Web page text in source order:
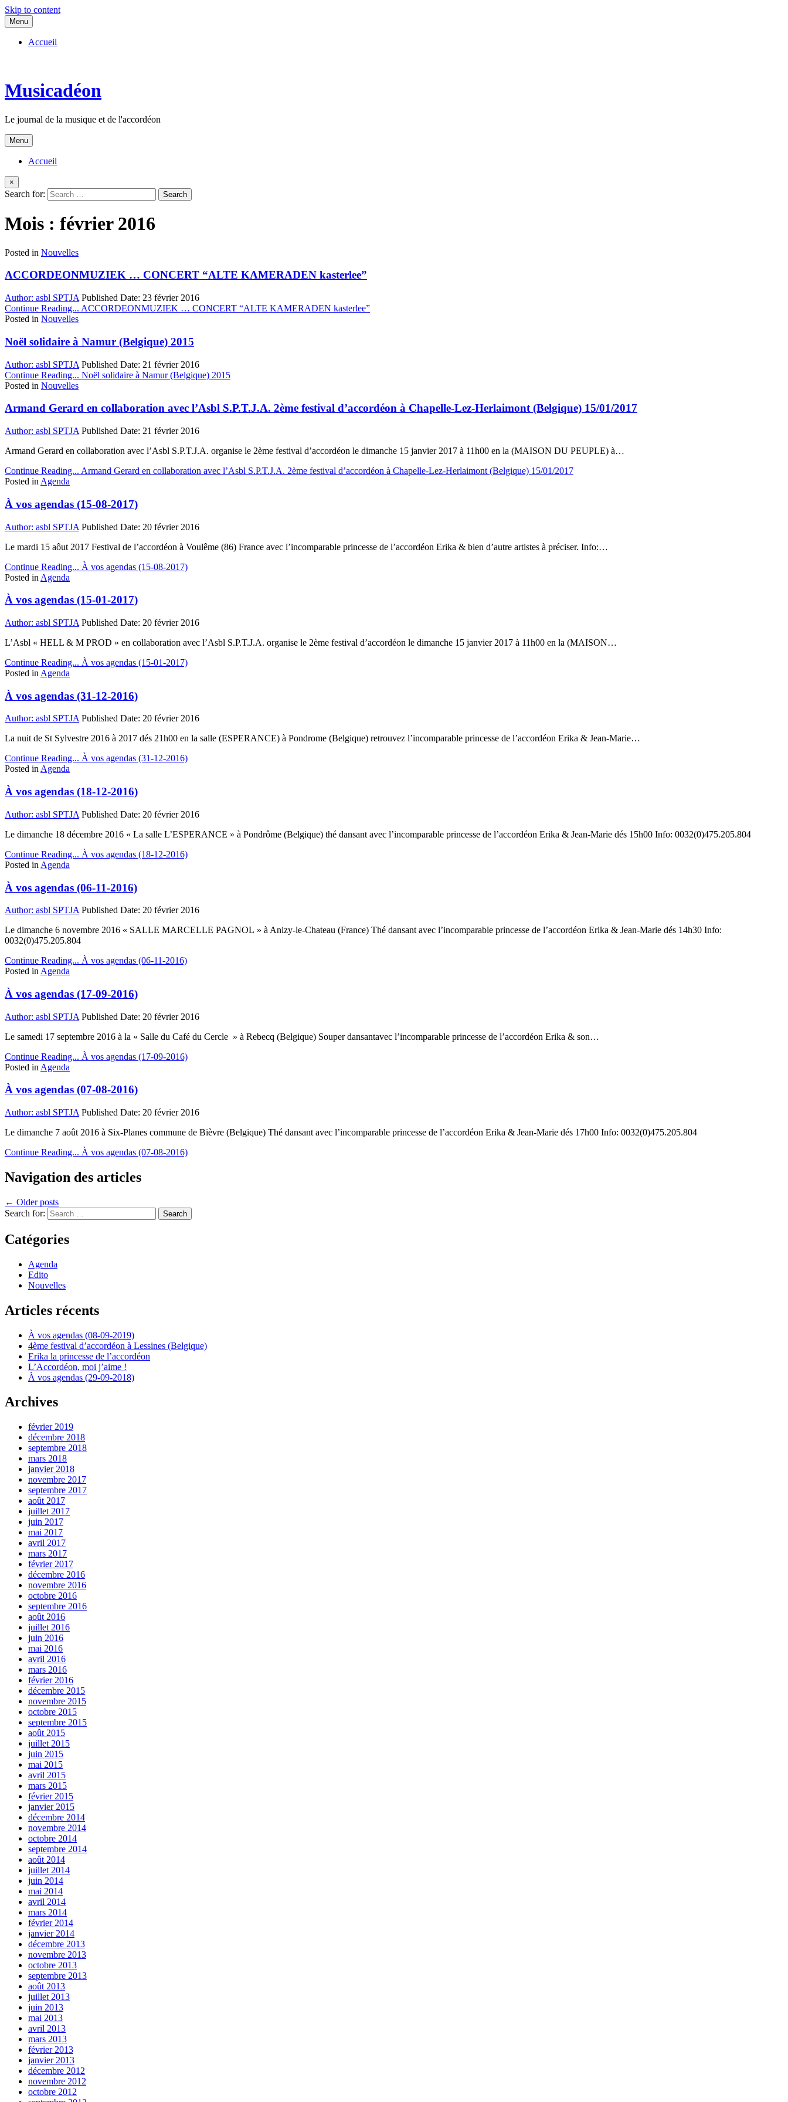
Skip to content
Menu
Accueil
Musicadéon
Le journal de la musique et de l'accordéon
Menu
Accueil
×
Search for:
Mois : février 2016
Posted in Nouvelles
ACCORDEONMUZIEK … CONCERT “ALTE KAMERADEN kasterlee”
Author: asbl SPTJA Published Date: 23 février 2016
Continue Reading... ACCORDEONMUZIEK … CONCERT “ALTE KAMERADEN kasterlee”
Posted in Nouvelles
Noël solidaire à Namur (Belgique) 2015
Author: asbl SPTJA Published Date: 21 février 2016
Continue Reading... Noël solidaire à Namur (Belgique) 2015
Posted in Nouvelles
Armand Gerard en collaboration avec l’Asbl S.P.T.J.A. 2ème festival d’accordéon à Chapelle-Lez-Herlaimont (Belgique) 15/01/2017
Author: asbl SPTJA Published Date: 21 février 2016
Armand Gerard en collaboration avec l’Asbl S.P.T.J.A. organise le 2ème festival d’accordéon le dimanche 15 janvier 2017 à 11h00 en la (MAISON DU PEUPLE) à…
Continue Reading... Armand Gerard en collaboration avec l’Asbl S.P.T.J.A. 2ème festival d’accordéon à Chapelle-Lez-Herlaimont (Belgique) 15/01/2017
Posted in Agenda
À vos agendas (15-08-2017)
Author: asbl SPTJA Published Date: 20 février 2016
Le mardi 15 aôut 2017 Festival de l’accordéon à Voulême (86) France avec l’incomparable princesse de l’accordéon Erika & bien d’autre artistes à préciser. Info:…
Continue Reading... À vos agendas (15-08-2017)
Posted in Agenda
À vos agendas (15-01-2017)
Author: asbl SPTJA Published Date: 20 février 2016
L’Asbl « HELL & M PROD » en collaboration avec l’Asbl S.P.T.J.A. organise le 2ème festival d’accordéon le dimanche 15 janvier 2017 à 11h00 en la (MAISON…
Continue Reading... À vos agendas (15-01-2017)
Posted in Agenda
À vos agendas (31-12-2016)
Author: asbl SPTJA Published Date: 20 février 2016
La nuit de St Sylvestre 2016 à 2017 dés 21h00 en la salle (ESPERANCE) à Pondrome (Belgique) retrouvez l’incomparable princesse de l’accordéon Erika & Jean-Marie…
Continue Reading... À vos agendas (31-12-2016)
Posted in Agenda
À vos agendas (18-12-2016)
Author: asbl SPTJA Published Date: 20 février 2016
Le dimanche 18 décembre 2016 « La salle L’ESPERANCE » à Pondrôme (Belgique) thé dansant avec l’incomparable princesse de l’accordéon Erika & Jean-Marie dés 15h00 Info: 0032(0)475.205.804
Continue Reading... À vos agendas (18-12-2016)
Posted in Agenda
À vos agendas (06-11-2016)
Author: asbl SPTJA Published Date: 20 février 2016
Le dimanche 6 novembre 2016 « SALLE MARCELLE PAGNOL » à Anizy-le-Chateau (France) Thé dansant avec l’incomparable princesse de l’accordéon Erika & Jean-Marie dés 14h30 Info:
0032(0)475.205.804
Continue Reading... À vos agendas (06-11-2016)
Posted in Agenda
À vos agendas (17-09-2016)
Author: asbl SPTJA Published Date: 20 février 2016
Le samedi 17 septembre 2016 à la « Salle du Café du Cercle » à Rebecq (Belgique) Souper dansantavec l’incomparable princesse de l’accordéon Erika & son…
Continue Reading... À vos agendas (17-09-2016)
Posted in Agenda
À vos agendas (07-08-2016)
Author: asbl SPTJA Published Date: 20 février 2016
Le dimanche 7 août 2016 à Six-Planes commune de Bièvre (Belgique) Thé dansant avec l’incomparable princesse de l’accordéon Erika & Jean-Marie dés 17h00 Info: 0032(0)475.205.804
Continue Reading... À vos agendas (07-08-2016)
Navigation des articles
← Older posts
Search for:
Catégories
Agenda
Edito
Nouvelles
Articles récents
À vos agendas (08-09-2019)
4ème festival d’accordéon à Lessines (Belgique)
Erika la princesse de l’accordéon
L’Accordéon, moi j’aime !
À vos agendas (29-09-2018)
Archives
février 2019
décembre 2018
septembre 2018
mars 2018
janvier 2018
novembre 2017
septembre 2017
août 2017
juillet 2017
juin 2017
mai 2017
avril 2017
mars 2017
février 2017
décembre 2016
novembre 2016
octobre 2016
septembre 2016
août 2016
juillet 2016
juin 2016
mai 2016
avril 2016
mars 2016
février 2016
décembre 2015
novembre 2015
octobre 2015
septembre 2015
août 2015
juillet 2015
juin 2015
mai 2015
avril 2015
mars 2015
février 2015
janvier 2015
décembre 2014
novembre 2014
octobre 2014
septembre 2014
août 2014
juillet 2014
juin 2014
mai 2014
avril 2014
mars 2014
février 2014
janvier 2014
décembre 2013
novembre 2013
octobre 2013
septembre 2013
août 2013
juillet 2013
juin 2013
mai 2013
avril 2013
mars 2013
février 2013
janvier 2013
décembre 2012
novembre 2012
octobre 2012